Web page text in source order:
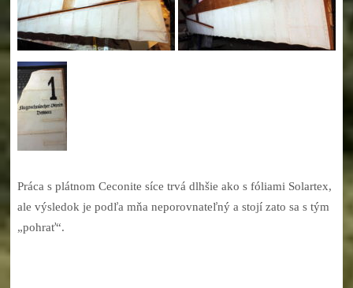
Práca s plátnom Ceconite síce trvá dlhšie ako s fóliami Solartex,
ale výsledok je podľa mňa neporovnateľný a stojí zato sa s tým
„pohrať“.